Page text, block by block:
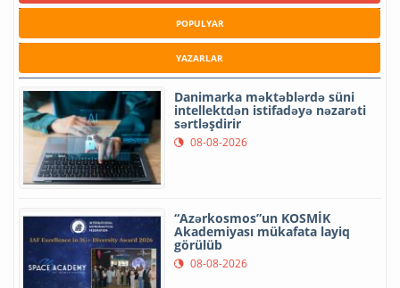
POPULYAR
YAZARLAR
Danimarka məktəblərdə süni
intellektdən istifadəyə nəzarəti
sərtləşdirir
08-08-2026
“Azərkosmos”un KOSMİK
Akademiyası mükafata layiq
görülüb
08-08-2026